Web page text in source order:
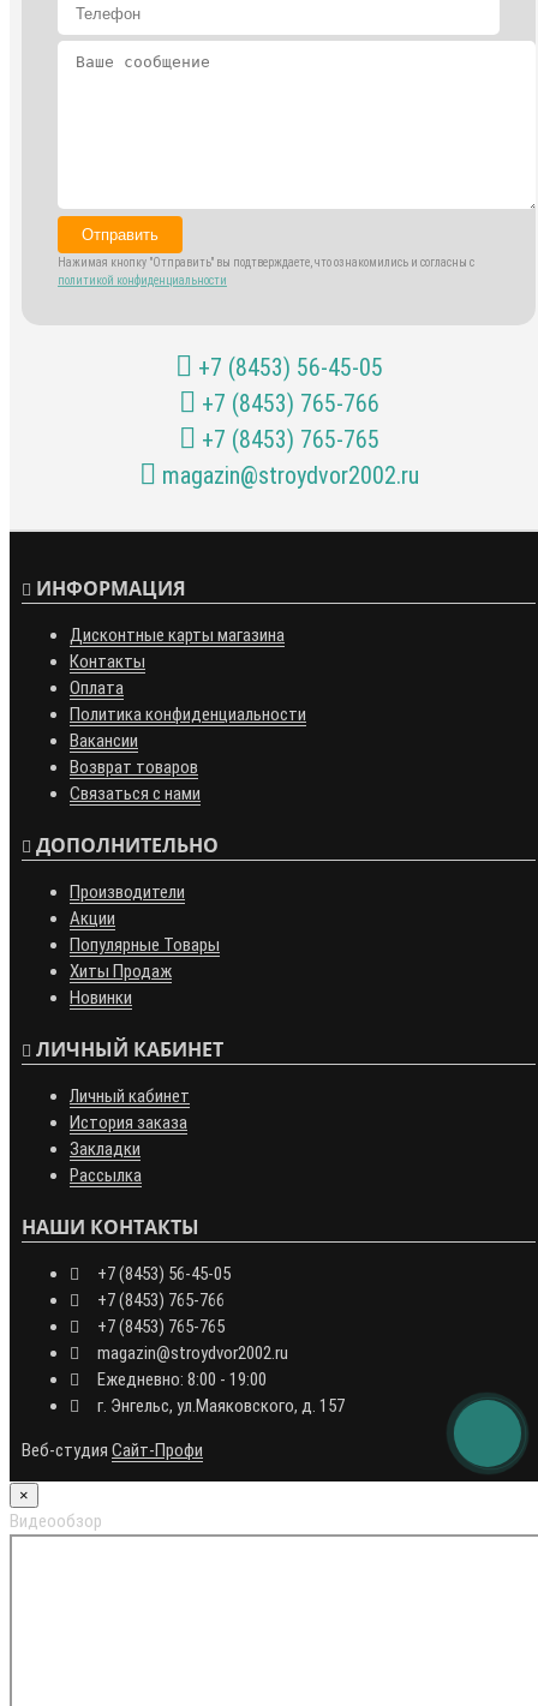
Отправить
Нажимая кнопку "Отправить" вы подтверждаете, что ознакомились и согласны с
политикой конфиденциальности
+7 (8453) 56-45-05
+7 (8453) 765-766
+7 (8453) 765-765
magazin@stroydvor2002.ru
ИНФОРМАЦИЯ
Дисконтные карты магазина
Контакты
Оплата
Политика конфиденциальности
Вакансии
Возврат товаров
Связаться с нами
ДОПОЛНИТЕЛЬНО
Производители
Акции
Популярные Товары
Хиты Продаж
Новинки
ЛИЧНЫЙ КАБИНЕТ
Личный кабинет
История заказа
Закладки
Рассылка
НАШИ КОНТАКТЫ
+7 (8453) 56-45-05
+7 (8453) 765-766
+7 (8453) 765-765
magazin@stroydvor2002.ru
Ежедневно: 8:00 - 19:00
г. Энгельс, ул.Маяковского, д. 157
Веб-студия Сайт-Профи
×
Видеообзор